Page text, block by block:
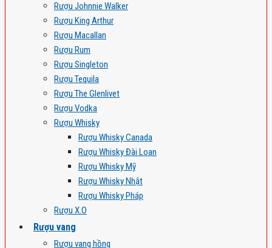
Rượu Johnnie Walker
Rượu King Arthur
Rượu Macallan
Rượu Rum
Rượu Singleton
Rượu Tequila
Rượu The Glenlivet
Rượu Vodka
Rượu Whisky
Rượu Whisky Canada
Rượu Whisky Đài Loan
Rượu Whisky Mỹ
Rượu Whisky Nhật
Rượu Whisky Pháp
Rượu X.O
Rượu vang
Rượu vang hồng